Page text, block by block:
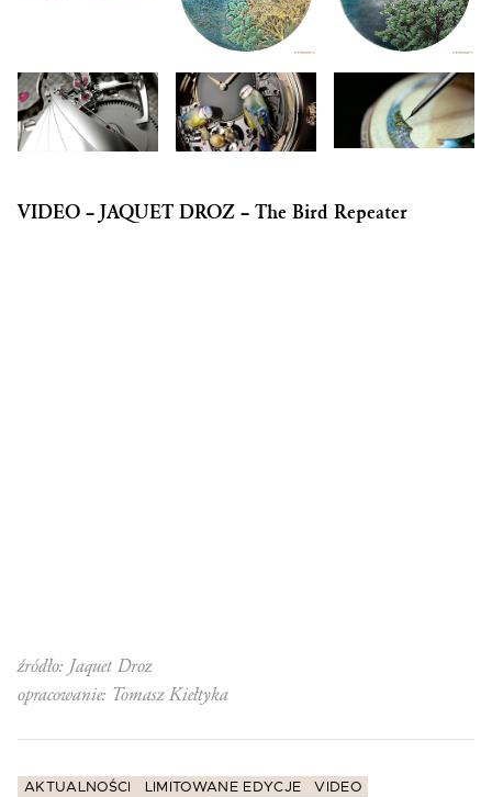
VIDEO – JAQUET DROZ – The Bird Repeater
źródło: Jaquet Droz
opracowanie: Tomasz Kiełtyka
AKTUALNOŚCI LIMITOWANE EDYCJE
VIDEO